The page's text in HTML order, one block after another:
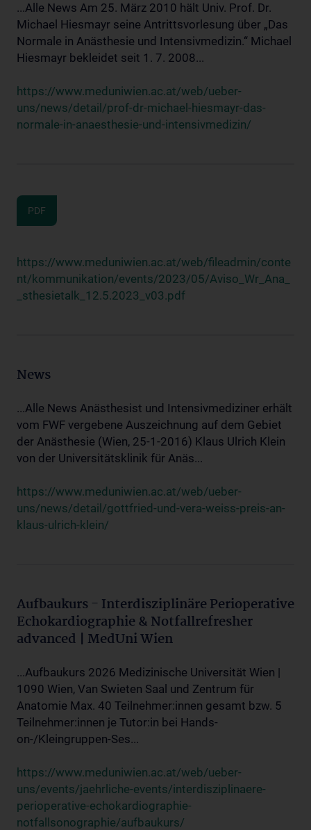
...Alle News Am 25. März 2010 hält Univ. Prof. Dr.
Michael Hiesmayr seine Antrittsvorlesung über „Das
Normale in Anästhesie und Intensivmedizin.“ Michael
Hiesmayr bekleidet seit 1. 7. 2008...
https://www.meduniwien.ac.at/web/ueber-
uns/news/detail/prof-dr-michael-hiesmayr-das-
normale-in-anaesthesie-und-intensivmedizin/
PDF
https://www.meduniwien.ac.at/web/fileadmin/conte
nt/kommunikation/events/2023/05/Aviso_Wr_Ana_
_sthesietalk_12.5.2023_v03.pdf
News
...Alle News Anästhesist und Intensivmediziner erhält
vom FWF vergebene Auszeichnung auf dem Gebiet
der Anästhesie (Wien, 25-1-2016) Klaus Ulrich Klein
von der Universitätsklinik für Anäs...
https://www.meduniwien.ac.at/web/ueber-
uns/news/detail/gottfried-und-vera-weiss-preis-an-
klaus-ulrich-klein/
Aufbaukurs - Interdisziplinäre Perioperative
Echokardiographie & Notfallrefresher
advanced | MedUni Wien
...Aufbaukurs 2026 Medizinische Universität Wien |
1090 Wien, Van Swieten Saal und Zentrum für
Anatomie Max. 40 Teilnehmer:innen gesamt bzw. 5
Teilnehmer:innen je Tutor:in bei Hands-
on-/Kleingruppen-Ses...
https://www.meduniwien.ac.at/web/ueber-
uns/events/jaehrliche-events/interdisziplinaere-
perioperative-echokardiographie-
notfallsonographie/aufbaukurs/